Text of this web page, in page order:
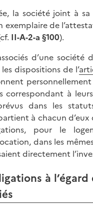
la société joint à
exemplaire de
II-A-2-a §100).
d’une société
dispositions de l’
correspondant à
dans les
à chacun d’eux
pour le
dans les
directement
à l’égard